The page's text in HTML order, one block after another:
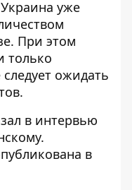
уже
. При этом
только
ожидать
в интервью
в